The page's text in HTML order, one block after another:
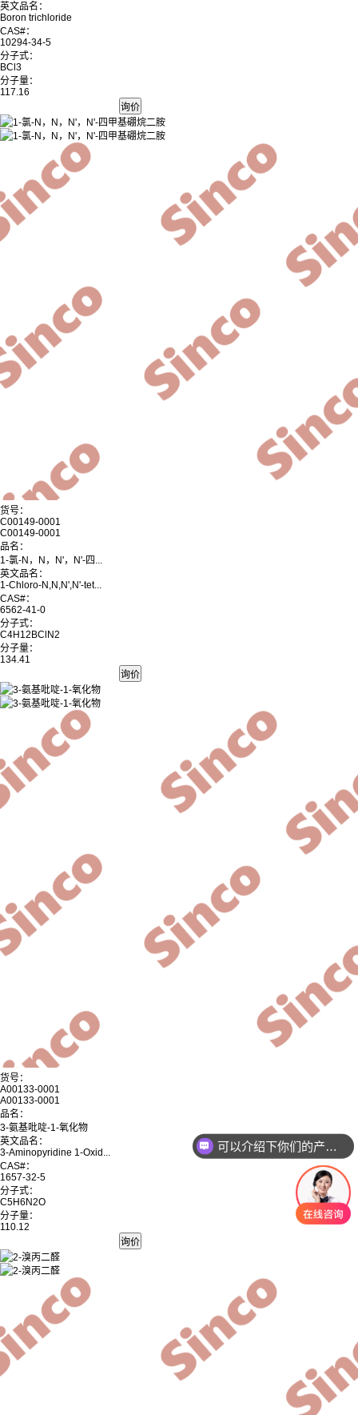
英文品名：
Boron trichloride
CAS#：
10294-34-5
分子式：
BCl3
分子量：
117.16
货号：
C00149-0001
C00149-0001
品名：
1-氯-N，N，N'，N'-四...
英文品名：
1-Chloro-N,N,N',N'-tet...
CAS#：
6562-41-0
分子式：
C4H12BClN2
分子量：
134.41
货号：
A00133-0001
A00133-0001
品名：
3-氨基吡啶-1-氧化物
英文品名：
3-Aminopyridine 1-Oxid...
CAS#：
1657-32-5
分子式：
C5H6N2O
分子量：
110.12
你们是怎么收费的呢